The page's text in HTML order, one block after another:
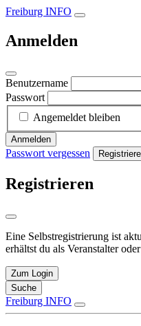
Freiburg INFO
Anmelden
Benutzername
Passwort
Angemeldet bleiben
Anmelden
Passwort vergessen
Registrieren
Eine Selbstregistrierung ist
erhältst du als Veranstalter
Zum Login
Suche
Freiburg INFO